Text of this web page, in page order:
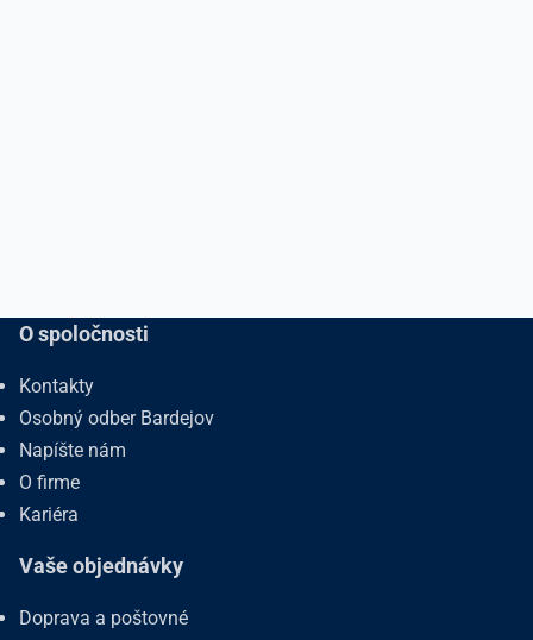
O spoločnosti
Kontakty
Osobný odber Bardejov
Napíšte nám
O firme
Kariéra
Vaše objednávky
Doprava a poštovné